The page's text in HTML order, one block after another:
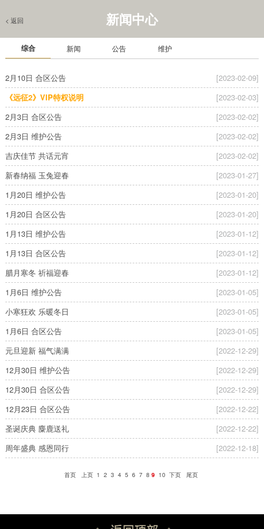
新闻中心
< 返回
综合 新闻 公告 维护
[2023-02-09]
2月10日 合区公告
[2023-02-03]
《远征2》VIP特权说明
[2023-02-02]
2月3日 合区公告
[2023-02-02]
2月3日 维护公告
[2023-02-02]
吉庆佳节 共话元宵
[2023-01-27]
新春纳福 玉兔迎春
[2023-01-20]
1月20日 维护公告
[2023-01-20]
1月20日 合区公告
[2023-01-12]
1月13日 维护公告
[2023-01-12]
1月13日 合区公告
[2023-01-12]
腊月寒冬 祈福迎春
[2023-01-05]
1月6日 维护公告
[2023-01-05]
小寒狂欢 乐暖冬日
[2023-01-05]
1月6日 合区公告
[2022-12-29]
元旦迎新 福气满满
[2022-12-29]
12月30日 维护公告
[2022-12-29]
12月30日 合区公告
[2022-12-22]
12月23日 合区公告
[2022-12-22]
圣诞庆典 麋鹿送礼
[2022-12-18]
周年盛典 感恩同行
首页 上页 1 2 3 4 5 6 7 8 9 10 下页 尾页